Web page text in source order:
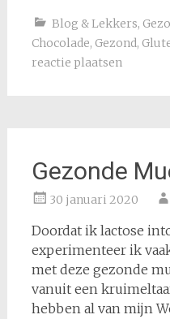
Blog & Lekkers,
Chocolade, Gezond,
reactie plaatsen
Gezonde
30 januari 2020
Doordat ik lactose
experimenteer ik
met deze gezonde
vanuit een
hebben al van mijn